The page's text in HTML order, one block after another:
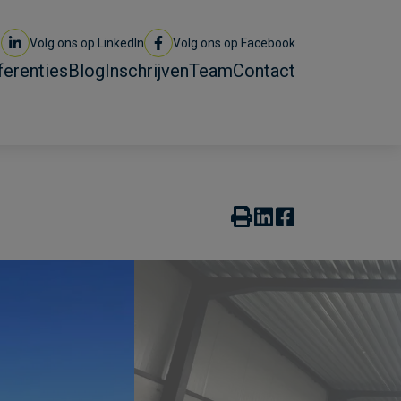
Volg ons op LinkedIn Volg ons op Facebook
BlogInschrijvenTeamContact